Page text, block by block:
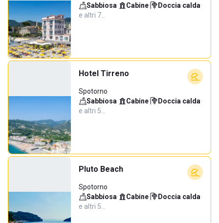
Sabbiosa· Cabine· Doccia calda·
e altri 7…
Hotel Tirreno
Spotorno
Sabbiosa· Cabine· Doccia calda·
e altri 5…
Pluto Beach
Spotorno
Sabbiosa· Cabine· Doccia calda·
e altri 5…